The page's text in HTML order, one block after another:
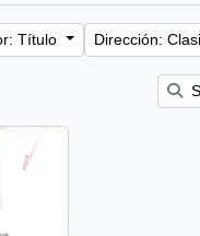
Título Dirección: